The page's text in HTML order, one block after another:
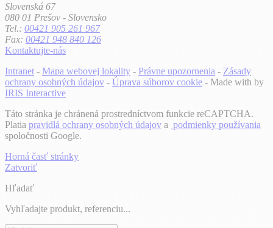
Slovenská 67
080 01 Prešov - Slovensko
Tel.: 00421 905 261 967
Fax: 00421 948 840 126
Kontaktujte-nás
Intranet - Mapa webovej lokality - Právne upozornenia - Zásady
ochrany osobných údajov - Úprava súborov cookie - Made with by
IRIS Interactive
Táto stránka je chránená prostredníctvom funkcie reCAPTCHA.
Platia pravidlá ochrany osobných údajov a podmienky používania
spoločnosti Google.
Horná časť stránky
Zatvoriť
Hľadať
Vyhľadajte produkt, referenciu...